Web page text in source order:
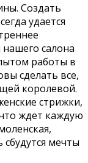
Создать
удается
салона
работы в
сделать все,
королевой.
стрижки,
ждет каждую
мечты